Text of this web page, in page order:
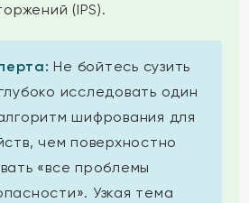
(IPS).
Не бойтесь сузить
исследовать один
шифрования для
чем поверхностно
«все проблемы
Узкая тема